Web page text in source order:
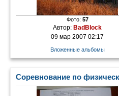
Фото: 57
Автор:BadBlock
09 мар 2007 02:17
Вложенные альбомы
Соревнование по